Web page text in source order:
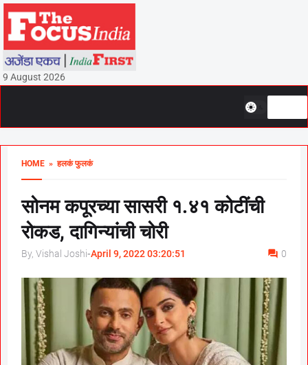
9 August 2026
HOME » हलकं फुलकं
सोनम कपूरच्या सासरी १.४१ कोटींची
रोकड, दागिन्यांची चोरी
By, Vishal Joshi-April 9, 2022 03:20:51 0